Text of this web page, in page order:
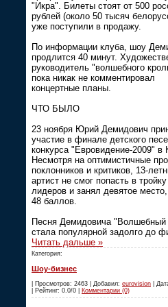
"Икра". Билеты стоят от 500
рублей (около 50 тысяч
уже поступили в продажу.
По информации клуба, шоу
продлится 40 минут.
руководитель "волшебного
пока никак не комментировал
концертные планы.
ЧТО БЫЛО
23 ноября Юрий Демидович
участие в финале детского
конкурса "Евровидение-2009" в
Несмотря на оптимистичные
поклонников и критиков, 13-
артист не смог попасть в тройку
лидеров и занял девятое
48 баллов.
Песня Демидовича "Волшебный
стала популярной задолго до
Читать дальше »
Категория:
Шоу-бизнес
| Просмотров: 2463 | Добавил: eurovision |
| Рейтинг: 0.0/0 | Комментарии (0)